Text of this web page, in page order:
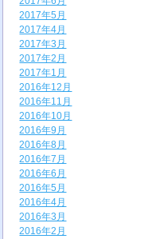
2017年5月
2017年4月
2017年3月
2017年2月
2017年1月
2016年12月
2016年11月
2016年10月
2016年9月
2016年8月
2016年7月
2016年6月
2016年5月
2016年4月
2016年3月
2016年2月